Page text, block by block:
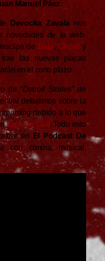
Manuel Páez.
Devocka Zavalanos
novedades de la web.
de Bala, Ghost y
las nuevas placas
en el corto plazo.
de ”Detroit Stories”de
debatimos sobre la
debido a lo que
Lacuna Coil . Todo esto
en
El Podcast De
con cortina musical,